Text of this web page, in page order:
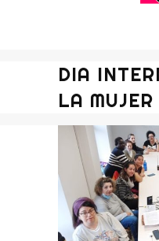
DIA
LA MUJER